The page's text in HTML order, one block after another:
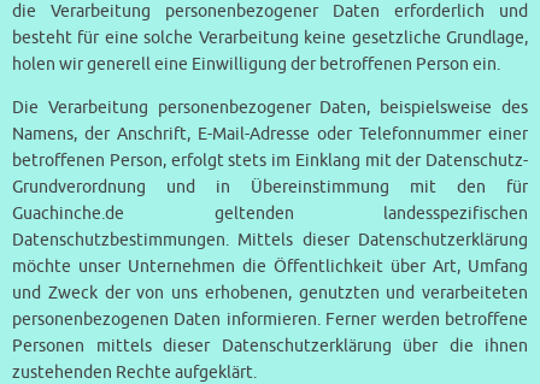
die Verarbeitung personenbezogener Daten erforderlich und
besteht für eine solche Verarbeitung keine gesetzliche Grundlage,
holen wir generell eine Einwilligung der betroffenen Person ein.
Die Verarbeitung personenbezogener Daten, beispielsweise des
Namens, der Anschrift, E-Mail-Adresse oder Telefonnummer einer
betroffenen Person, erfolgt stets im Einklang mit der Datenschutz-
Grundverordnung und in Übereinstimmung mit den für
Guachinche.de geltenden landesspezifischen
Datenschutzbestimmungen. Mittels dieser Datenschutzerklärung
möchte unser Unternehmen die Öffentlichkeit über Art, Umfang
und Zweck der von uns erhobenen, genutzten und verarbeiteten
personenbezogenen Daten informieren. Ferner werden betroffene
Personen mittels dieser Datenschutzerklärung über die ihnen
zustehenden Rechte aufgeklärt.